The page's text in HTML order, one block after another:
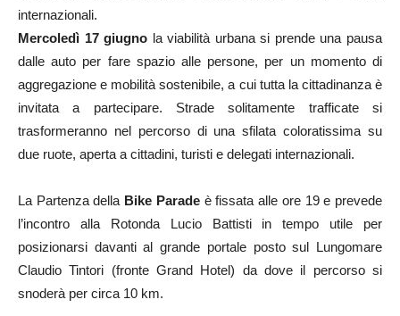
internazionali.
Mercoledì 17 giugno la viabilità urbana si prende una pausa
dalle auto per fare spazio alle persone, per un momento di
aggregazione e mobilità sostenibile, a cui tutta la cittadinanza è
invitata a partecipare. Strade solitamente trafficate si
trasformeranno nel percorso di una sfilata coloratissima su
due ruote, aperta a cittadini, turisti e delegati internazionali.
La Partenza della Bike Paradeè fissata alle ore 19 e prevede
l’incontro alla Rotonda Lucio Battisti in tempo utile per
posizionarsi davanti al grande portale posto sul Lungomare
Claudio Tintori (fronte Grand Hotel) da dove il percorso si
snoderà per circa 10 km.